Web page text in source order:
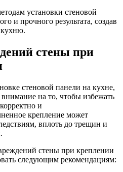
установки стеновой
и прочного результата, создав
стены при
стеновой панели на кухне,
на то, чтобы избежать
и
крепление может
вплоть до трещин и
стены при креплении
следующим рекомендациям: